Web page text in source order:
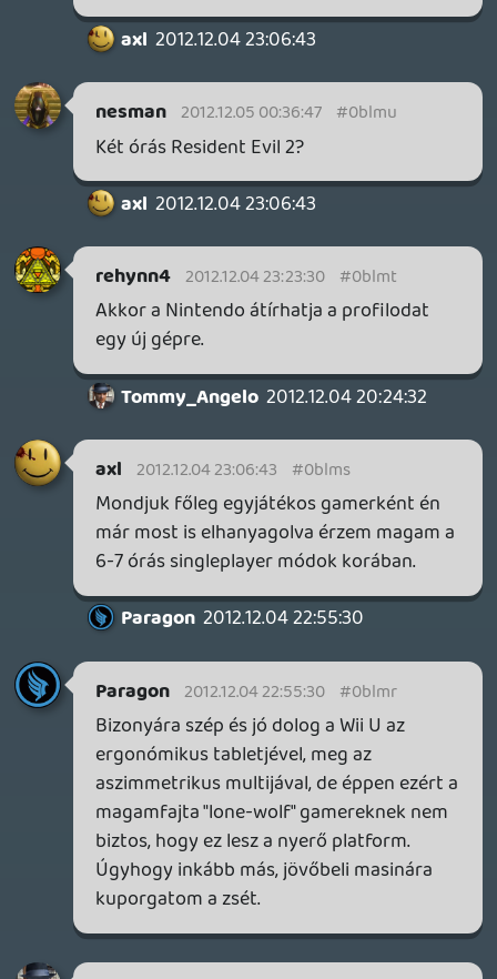
mcmacko 2012.12.04 17:56:39
A régi gépét így is, úgy is eladja, tehát nem
lesz kevesebb a piacon, maximum később
kerül oda, de új gépet is később vesz.
Ráadásul nehezebben is. Jóval könnyebb
úgy új dolgot venni ha belekalkulálod az
eladási árat is. Pl. az sokkal jobban hangzik
nekem csak 20ezer lesz, mert eladok
előtte valamit 30-ért, mint az hogy ki kell
adnom 50ezret, aztán a másik gépet majd
csak eladom valamennyiért. Ez így
kevésbé vásárlásra ösztönző, inkább tűnik
kapufának. Aki meg inkább vesz egy
régebbi használt gépet, az nem hiszem
hogy különösebben szóba jöhetne mint új
Necroman Mk2 2012.12.04 16:33:28
2012.12.04 18:38:57
Minden alkalommal leírjuk, hogy az iTunes
verzió azért késik, mert a podcast-ot
Liquid vágja és teszi ki, _ezután_ pedig én
töltöm fel az iTunes-be + ennek is van egy
24 órás átfutása. Nem akarjuk a
podcastokat csak azért 1-2 napig
parkoltatni, hogy egyszerre jelenhessen
meg a honlapon és az iTunes-ben.
2012.12.03 23:46:35
Úgy gondoltam, hogy talán lesz Zombi U
vagy NSMB.U teszt és ott lesz lehetőség
erre. Vagy ha esetleg lesz majd az
elkövetkezendő egy évben valamelyik
írónak, akkor egy podcastben még szó
lehet erről. Nem várok Wii U